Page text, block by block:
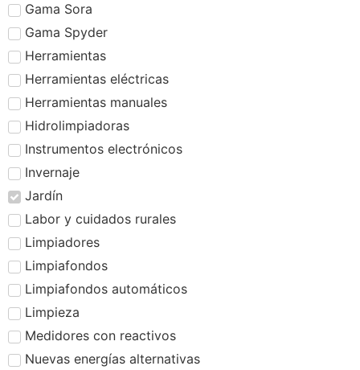
Gama Sora
Gama Spyder
Herramientas
Herramientas eléctricas
Herramientas manuales
Hidrolimpiadoras
Instrumentos electrónicos
Invernaje
Jardín
Labor y cuidados rurales
Limpiadores
Limpiafondos
Limpiafondos automáticos
Limpieza
Medidores con reactivos
Nuevas energías alternativas